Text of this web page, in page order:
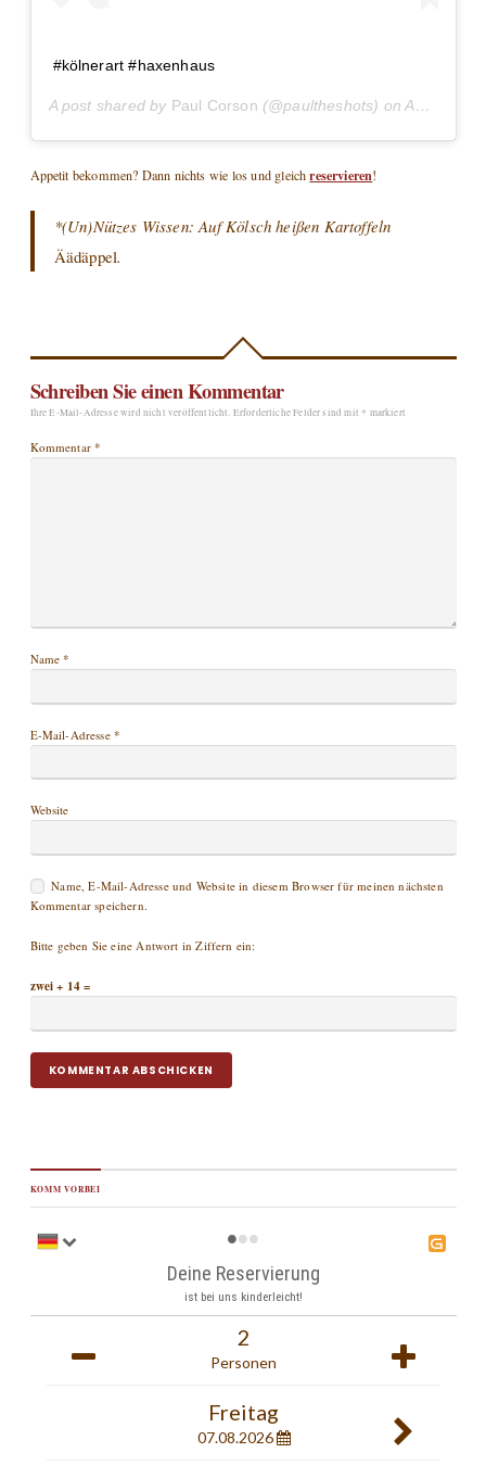
#kölnerart #haxenhaus
A post shared by Paul Corson (@paultheshots) onAug 19, 2016 at 2:35pm PDT
Appetit bekommen? Dann nichts wie los und gleichreservieren!
*(Un)Nützes Wissen: Auf Kölsch heißen Kartoffeln
Äädäppel.
Schreiben Sie einen Kommentar
Ihre E-Mail-Adresse wird nicht veröffentlicht. Erforderliche Felder sind mit * markiert
Kommentar*
Name*
E-Mail-Adresse*
Website
Name, E-Mail-Adresse und Website in diesem Browser für meinen nächsten
Kommentar speichern.
Bitte geben Sie eine Antwort in Ziffern ein:
zwei + 14 =
KOMM VORBEI